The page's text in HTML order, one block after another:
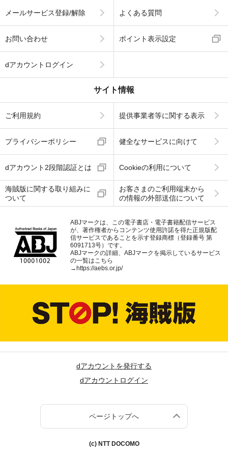
メールサービス登録/解除 よくある質問
お問い合わせ ポイント表示設定
dアカウントログイン
サイト情報
ご利用規約 提供事業者等に関する表示
プライバシーポリシー 健全なサービスに向けて
dアカウント2段階認証とは Cookieの利用について
海賊版に関する取り組みに
ついて
お客さまのご利用端末から
の情報の外部送信について
ABJマークは、この電子書店・電子書籍配信サービス
が、著作権者からコンテンツ使用許諾を得た正規版配
信サービスであることを示す登録商標（登録番号 第
6091713号）です。
ABJマークの詳細、ABJマークを掲示しているサービス
の一覧はこちら
→https://aebs.or.jp/
dアカウントを発行する
dアカウントログイン
ページトップへ
(c) NTT DOCOMO